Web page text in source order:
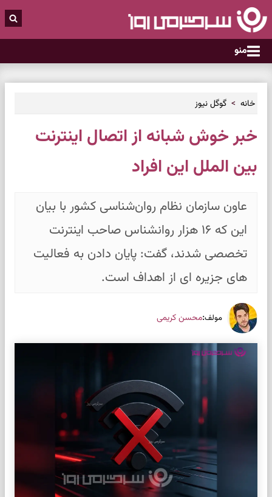
منو
خانه گوگل نیوز
خبر خوش شبانه از اتصال اینترنت
بین الملل این افراد
عاون سازمان نظام روان‌شناسی کشور با بیان
این که ۱۶ هزار روانشناس صاحب اینترنت
تخصصی شدند، گفت: پایان دادن به فعالیت
های جزیره ای از اهداف است.
مولف:محسن کریمی